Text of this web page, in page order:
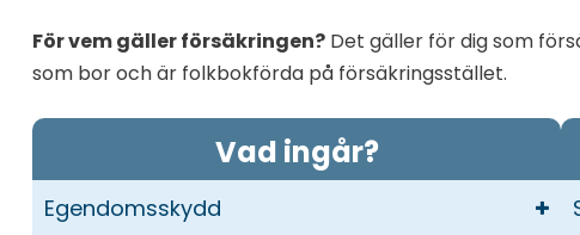
För vem gäller försäkringen?Det gäller för dig som
som bor och är folkbokförda på försäkringsstället.
Vad ingår?
Egendomsskydd